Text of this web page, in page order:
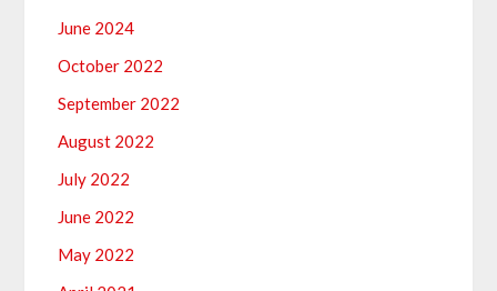
June 2024
October 2022
September 2022
August 2022
July 2022
June 2022
May 2022